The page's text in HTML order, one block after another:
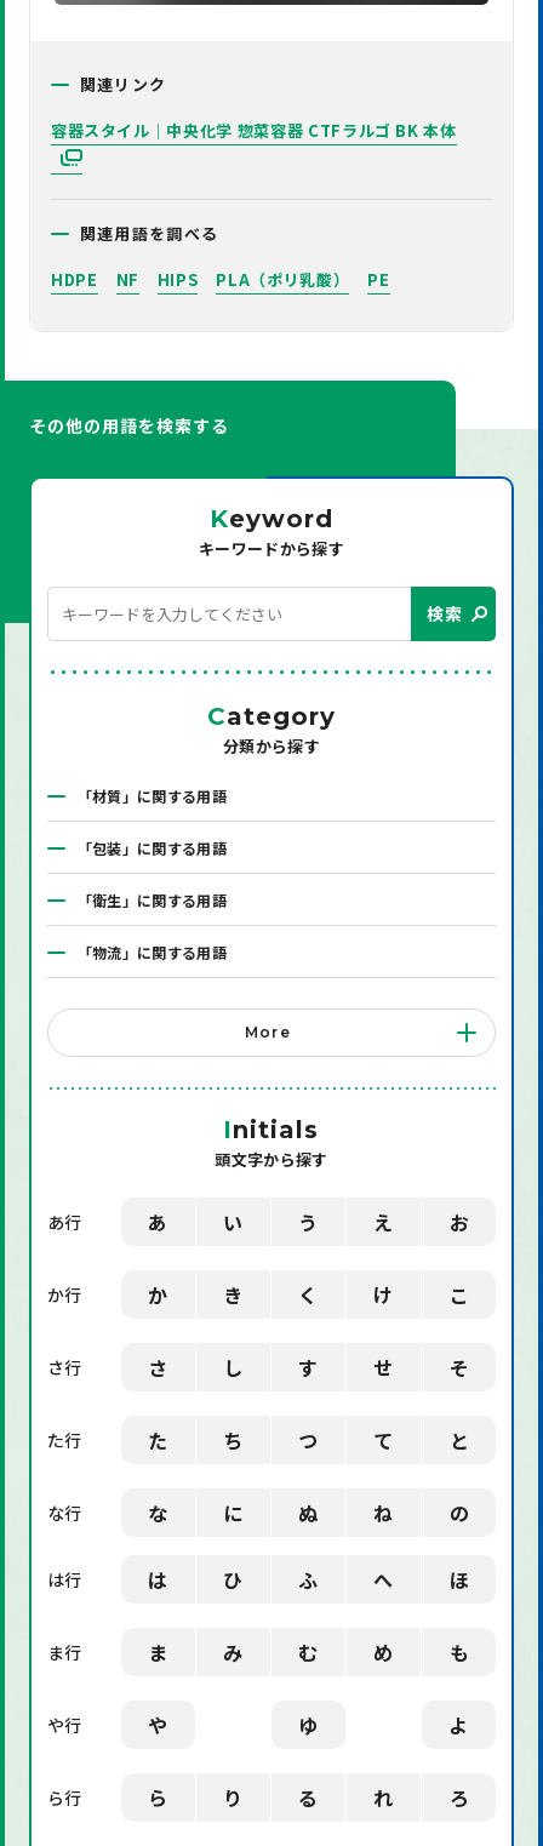
関連リンク
容器スタイル｜中央化学 惣菜容器 CTFラルゴ BK 本体
関連用語を調べる
HDPE
NF HIPS PLA（ポリ乳酸） PE
その他の用語を検索する
Keyword
キーワードから探す
検索
Category
分類から探す
「材質」に関する用語
「包装」に関する用語
「衛生」に関する用語
「物流」に関する用語
「システム」に関する用語
「店舗備品」に関する用語
「環境」に関する用語
「業界用語」に関する用語
More
Initials
頭文字から探す
あ行 あ い う え お
か行 か き く け こ
さ行 さ し す せ そ
た行 た ち つ て と
な行 な に ぬ ね の
は行 は ひ ふ へ ほ
ま行 ま み む め も
や行 や ゆ よ
ら行 ら り る れ ろ